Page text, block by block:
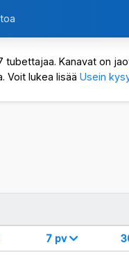
tubettajaa. Kanavat on
Voit lukea lisää Usein
7 pv